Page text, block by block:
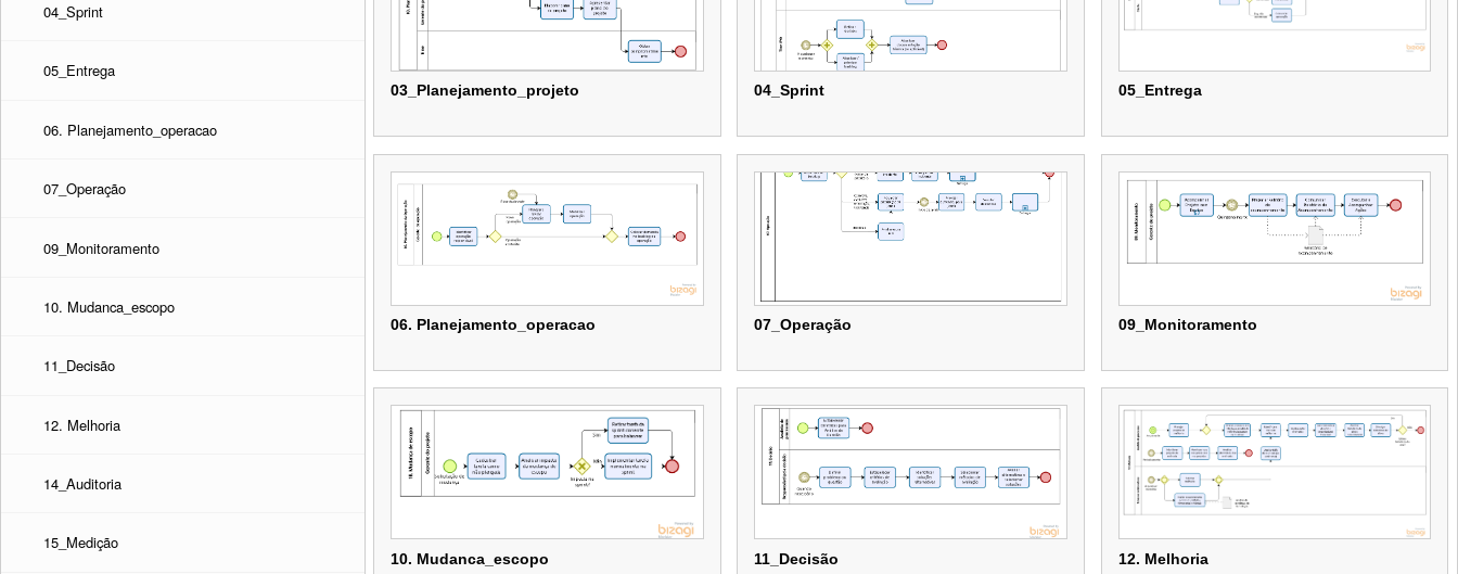
04_Sprint
05_Entrega
06. Planejamento_operacao
07_Operação
09_Monitoramento
10. Mudanca_escopo
11_Decisão
12. Melhoria
14_Auditoria
15_Medição
03_Planejamento_projeto 04_Sprint 05_Entrega
06. Planejamento_operacao 07_Operação 09_Monitoramento
10. Mudanca_escopo 11_Decisão 12. Melhoria